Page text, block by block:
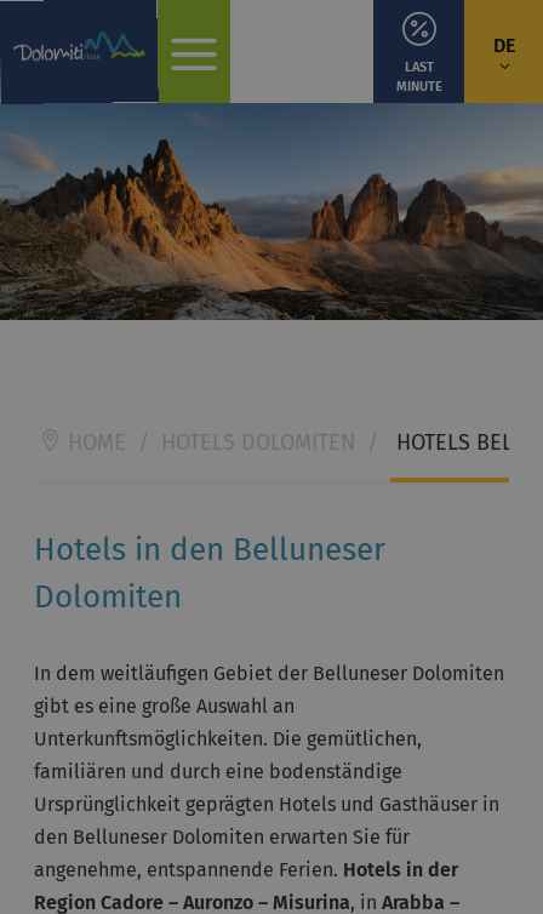
DE
LAST
MINUTE
HOME / HOTELS DOLOMITEN / HOTELS
Hotels in den Belluneser
Dolomiten
In dem weitläufigen Gebiet der Belluneser Dolomiten
gibt es eine große Auswahl an
Unterkunftsmöglichkeiten. Die gemütlichen,
familiären und durch eine bodenständige
Ursprünglichkeit geprägten Hotels und Gasthäuser in
den Belluneser Dolomiten erwarten Sie für
angenehme, entspannende Ferien. Hotels in der
Region Cadore – Auronzo – Misurina, in Arabba –